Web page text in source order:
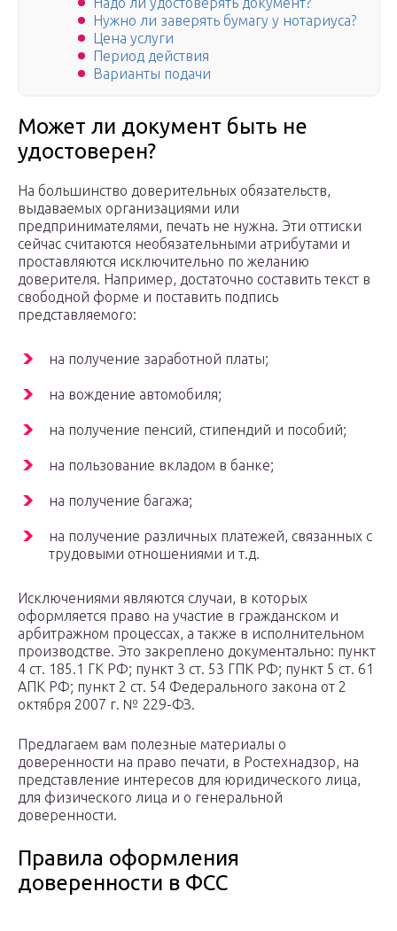
Нужно ли заверять бумагу у нотариуса?
Цена услуги
Период действия
Варианты подачи
Может ли документ быть не
удостоверен?
На большинство доверительных обязательств,
выдаваемых организациями или
предпринимателями, печать не нужна. Эти оттиски
сейчас считаются необязательными атрибутами и
проставляются исключительно по желанию
доверителя. Например, достаточно составить текст в
свободной форме и поставить подпись
представляемого:
на получение заработной платы;
на вождение автомобиля;
на получение пенсий, стипендий и пособий;
на пользование вкладом в банке;
на получение багажа;
на получение различных платежей, связанных с
трудовыми отношениями и т.д.
Исключениями являются случаи, в которых
оформляется право на участие в гражданском и
арбитражном процессах, а также в исполнительном
производстве. Это закреплено документально: пункт
4 ст. 185.1 ГК РФ; пункт 3 ст. 53 ГПК РФ; пункт 5 ст. 61
АПК РФ; пункт 2 ст. 54 Федерального закона от 2
октября 2007 г. № 229-ФЗ.
Предлагаем вам полезные материалы о
доверенности на право печати, в Ростехнадзор, на
представление интересов для юридического лица,
для физического лица и о генеральной
доверенности.
Правила оформления
доверенности в ФСС